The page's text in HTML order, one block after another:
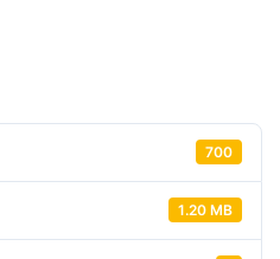
700
1.20 MB